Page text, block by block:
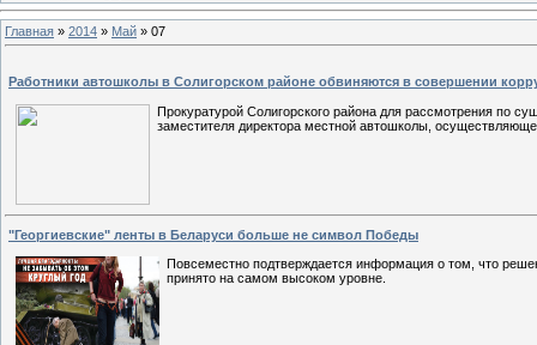
Главная » 2014 » Май » 07
Работники автошколы в Солигорском районе обвиняются в совершении
Прокуратурой Солигорского района для рассмотрения по
заместителя директора местной автошколы,
"Георгиевские" ленты в Беларуси больше не символ Победы
Повсеместно подтверждается информация о том, что
принято на самом высоком уровне.